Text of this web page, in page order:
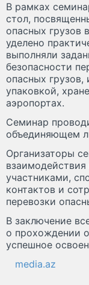
В рамках
стол,
опасных грузов
уделено
выполняли
безопасности
опасных
упаковкой,
аэропортах.
Семинар
объединяющем
Организаторы
участниками,
контактов и
перевозки
В заключение
о прохождении
успешное
media.az